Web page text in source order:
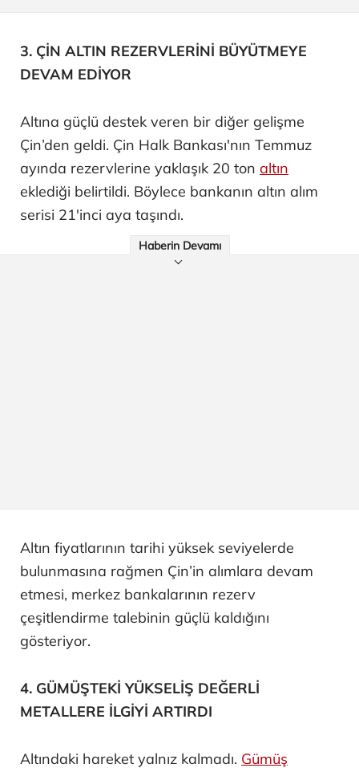
3. ÇİN ALTIN REZERVLERİNİ BÜYÜTMEYE
DEVAM EDİYOR
Altına güçlü destek veren bir diğer gelişme
Çin’den geldi. Çin Halk Bankası'nın Temmuz
ayında rezervlerine yaklaşık 20 ton altın
eklediği belirtildi. Böylece bankanın altın alım
serisi 21'inci aya taşındı.
Haberin Devamı
Altın fiyatlarının tarihi yüksek seviyelerde
bulunmasına rağmen Çin’in alımlara devam
etmesi, merkez bankalarının rezerv
çeşitlendirme talebinin güçlü kaldığını
gösteriyor.
4. GÜMÜŞTEKİ YÜKSELİŞ DEĞERLİ
METALLERE İLGİYİ ARTIRDI
Altındaki hareket yalnız kalmadı. Gümüş